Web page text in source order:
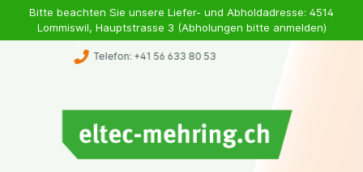
Bitte beachten Sie unsere Liefer- und Abholdadresse: 4514
Lommiswil, Hauptstrasse 3 (Abholungen bitte anmelden)
Whatsapp: +41 79 363 98 46